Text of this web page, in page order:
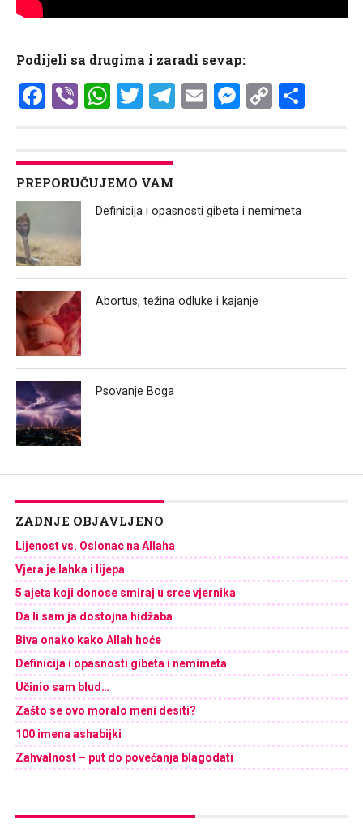
Podijeli sa drugima i zaradi sevap:
Facebook
ViberWhatsApp
Twitter
Telegram
EmailCopy
PREPORUČUJEMO VAM
Definicija i opasnosti gibeta i nemimeta
Abortus, težina odluke i kajanje
Psovanje Boga
ZADNJE OBJAVLJENO
Lijenost vs. Oslonac na Allaha
Vjera je lahka i lijepa
5 ajeta koji donose smiraj u srce vjernika
Da li sam ja dostojna hidžaba
Biva onako kako Allah hoće
Definicija i opasnosti gibeta i nemimeta
Učinio sam blud…
Zašto se ovo moralo meni desiti?
100 imena ashabijki
Zahvalnost – put do povećanja blagodati